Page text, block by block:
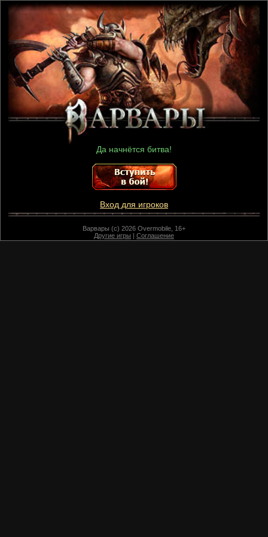
Да начнётся битва!
Вход для игроков
Варвары (c) 2026 Overmobile, 16+
Другие игры | Соглашение